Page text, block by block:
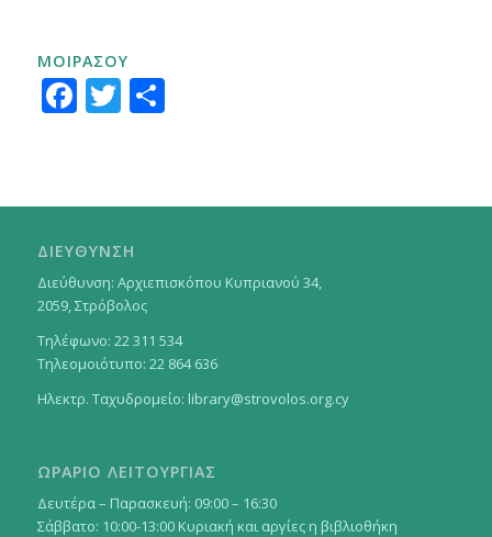
ΜΟΙΡΑΣΟΥ
Facebook
Twitter
Μοιραστείτε
ΔΙΕΥΘΥΝΣΗ
Διεύθυνση: Αρχιεπισκόπου Κυπριανού 34,
2059, Στρόβολος
Τηλέφωνο: 22 311 534
Τηλεομοιότυπο: 22 864 636
Ηλεκτρ. Ταχυδρομείο: library@strovolos.org.cy
ΩΡΑΡΙΟ ΛΕΙΤΟΥΡΓΙΑΣ
Δευτέρα – Παρασκευή: 09:00 – 16:30
Σάββατο: 10:00-13:00 Κυριακή και αργίες η βιβλιοθήκη